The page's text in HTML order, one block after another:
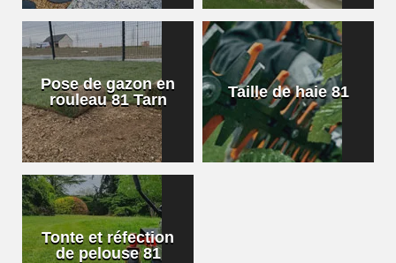
Pose de gazon en
rouleau 81 Tarn
Taille de haie 81
Tonte et réfection
de pelouse 81